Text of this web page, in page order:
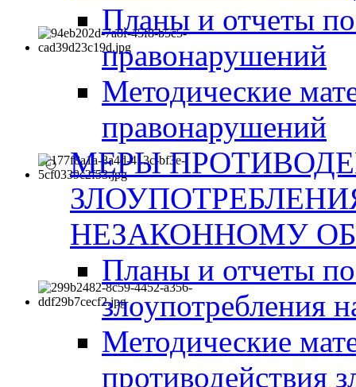
Планы и отчеты
правонарушений
Методические
правонарушений
МЕРЫ
НЕЗАКОННОМУ
Планы и отчеты
злоупотребления
Методические
противодействия